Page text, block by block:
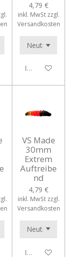
4,79 €
inkl. MwSt zzgl.
Versandkosten
In den
VS Made
30mm
Extrem
Auftreibe
nd
4,79 €
inkl. MwSt zzgl.
Versandkosten
In den